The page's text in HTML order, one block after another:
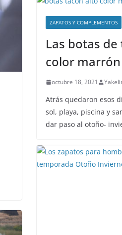
ZAPATOS Y COMPLEMENTOS
Las botas
color marrón
octubre 18, 2021
Atrás quedaron esos
sol, playa, piscina y
dar paso al otoño-